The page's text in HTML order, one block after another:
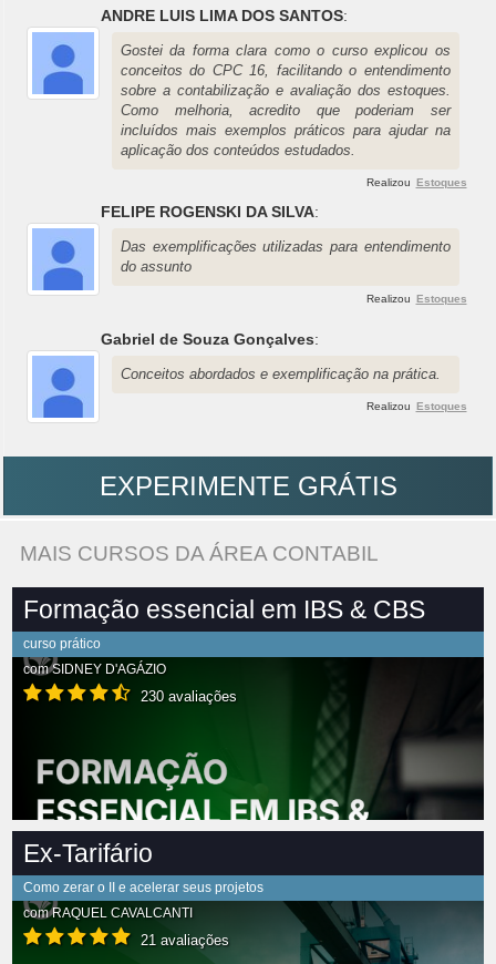
ANDRE LUIS LIMA DOS SANTOS:
Gostei da forma clara como o curso explicou os
conceitos do CPC 16, facilitando o entendimento
sobre a contabilização e avaliação dos estoques.
Como melhoria, acredito que poderiam ser
incluídos mais exemplos práticos para ajudar na
aplicação dos conteúdos estudados.
Realizou Estoques
FELIPE ROGENSKI DA SILVA:
Das exemplificações utilizadas para entendimento
do assunto
Realizou Estoques
Gabriel de Souza Gonçalves:
Conceitos abordados e exemplificação na prática.
Realizou Estoques
EXPERIMENTE GRÁTIS
MAIS CURSOS DA ÁREA CONTABIL
Formação essencial em IBS & CBS
curso prático
comSIDNEY D'AGÁZIO
230 avaliações
Ex-Tarifário
Como zerar o II e acelerar seus projetos
comRAQUEL CAVALCANTI
21 avaliações